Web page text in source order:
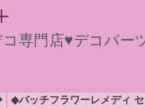
専門店♥デコパ
◆バッチフラワーレメディ